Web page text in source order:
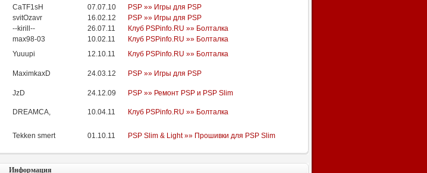
CaTF1sH 07.07.10
PSP »» Игры для PSP
svitOzavr 16.02.12
PSP »» Игры для PSP
--kirill-- 26.07.11
Клуб PSPinfo.RU »» Болталка
max98-03 10.02.11
Клуб PSPinfo.RU »» Болталка
Yuuupi 12.10.11
Клуб PSPinfo.RU »» Болталка
MaximkaxD 24.03.12
PSP »» Игры для PSP
JzD 24.12.09
PSP »» Ремонт PSP и PSP Slim
DREAMCA, 10.04.11
Клуб PSPinfo.RU »» Болталка
Tekken smert 01.10.11 PSP Slim & Light »» Прошивки для PSP Slim
Информация